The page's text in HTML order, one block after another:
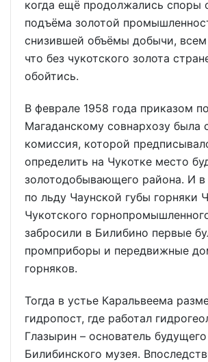
когда ещё продолжались споры
подъёма золотой
снизившей объёмы добычи, всем
что без чукотского золота
обойтись.
В феврале 1958 года приказом по
Магаданскому совнархозу была
комиссия, которой
определить на Чукотке место
золотодобывающего района. И
по льду Чаунской губы горняки
Чукотского
забросили в Билибино первые
промприборы и передвижные
горняков.
Тогда в устье Каральвеема
гидропост, где работал
Глазырин – основатель будущего
Билибинского музея.